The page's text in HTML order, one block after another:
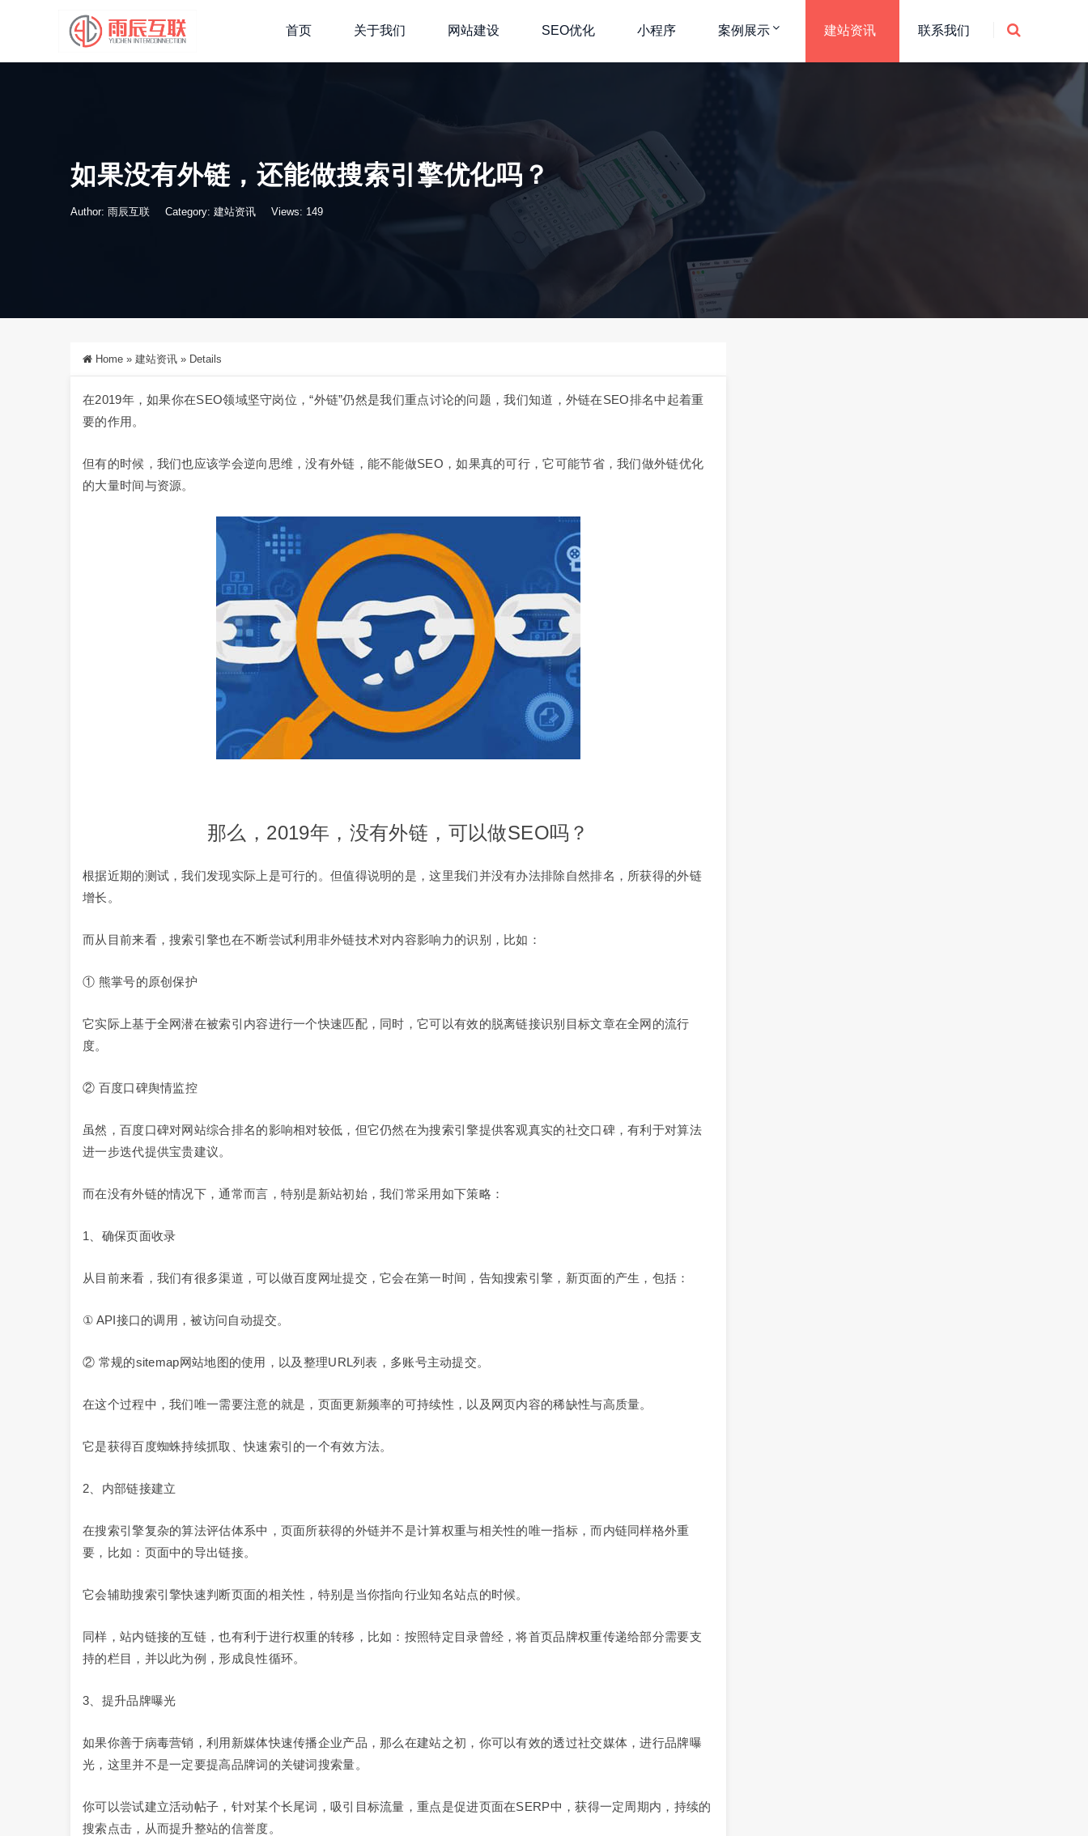
首页 关于我们 网站建设 SEO优化 小程序 案例展示 建站资讯 联系我们
如果没有外链，还能做搜索引擎优化吗？
Author: 雨辰互联 Category: 建站资讯 Views: 149
Home » 建站资讯 » Details
在2019年，如果你在SEO领域坚守岗位，“外链”仍然是我们重点讨论的问题，我们知道，外链在SEO排名中起着重
要的作用。
但有的时候，我们也应该学会逆向思维，没有外链，能不能做SEO，如果真的可行，它可能节省，我们做外链优化
的大量时间与资源。
那么，2019年，没有外链，可以做SEO吗？
根据近期的测试，我们发现实际上是可行的。但值得说明的是，这里我们并没有办法排除自然排名，所获得的外链
增长。
而从目前来看，搜索引擎也在不断尝试利用非外链技术对内容影响力的识别，比如：
① 熊掌号的原创保护
它实际上基于全网潜在被索引内容进行一个快速匹配，同时，它可以有效的脱离链接识别目标文章在全网的流行
度。
② 百度口碑舆情监控
虽然，百度口碑对网站综合排名的影响相对较低，但它仍然在为搜索引擎提供客观真实的社交口碑，有利于对算法
进一步迭代提供宝贵建议。
而在没有外链的情况下，通常而言，特别是新站初始，我们常采用如下策略：
1、确保页面收录
从目前来看，我们有很多渠道，可以做百度网址提交，它会在第一时间，告知搜索引擎，新页面的产生，包括：
① API接口的调用，被访问自动提交。
② 常规的sitemap网站地图的使用，以及整理URL列表，多账号主动提交。
在这个过程中，我们唯一需要注意的就是，页面更新频率的可持续性，以及网页内容的稀缺性与高质量。
它是获得百度蜘蛛持续抓取、快速索引的一个有效方法。
2、内部链接建立
在搜索引擎复杂的算法评估体系中，页面所获得的外链并不是计算权重与相关性的唯一指标，而内链同样格外重
要，比如：页面中的导出链接。
它会辅助搜索引擎快速判断页面的相关性，特别是当你指向行业知名站点的时候。
同样，站内链接的互链，也有利于进行权重的转移，比如：按照特定目录曾经，将首页品牌权重传递给部分需要支
持的栏目，并以此为例，形成良性循环。
3、提升品牌曝光
如果你善于病毒营销，利用新媒体快速传播企业产品，那么在建站之初，你可以有效的透过社交媒体，进行品牌曝
光，这里并不是一定要提高品牌词的关键词搜索量。
你可以尝试建立活动帖子，针对某个长尾词，吸引目标流量，重点是促进页面在SERP中，获得一定周期内，持续的
搜索点击，从而提升整站的信誉度。